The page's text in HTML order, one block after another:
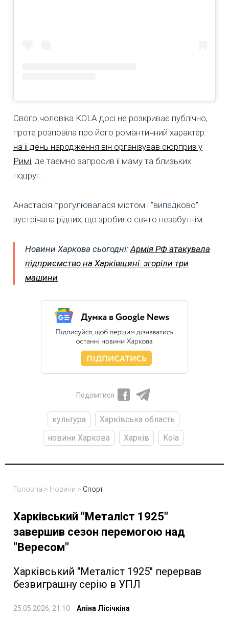
Свого чоловіка KOLA досі не розкриває публічно,
проте розповіла про його романтичний характер:
на її день народження він організував сюрприз у
Римі, де таємно запросив її маму та близьких
подруг.
Анастасія прогулювалася містом і "випадково"
зустрічала рідних, що зробило свято незабутнім.
Новини Харкова сьогодні: Армія РФ атакувала
підприємство на Харківщині: згоріли три
машини
Поділитися
культура
Харківська область
новини Харкова
Харків Kola
Головна > Новини > Спорт
Харківський "Металіст 1925"
завершив сезон перемогою над
"Вересом"
Харківський "Металіст 1925" перервав
безвиграшну серію в УПЛ
25.05.2026, 21:10 Аліна Лісічкіна